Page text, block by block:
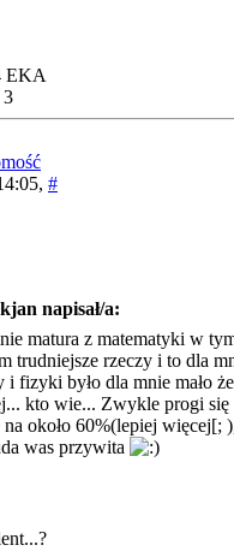
EKA
3
#
napisał/a:
matura z matematyki w
trudniejsze rzeczy i to dla
i fizyki było dla mnie mało
kto wie... Zwykle progi się
około 60%(lepiej więcej[;
was przywita